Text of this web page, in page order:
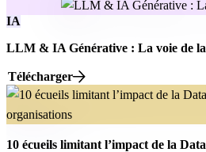
IA
LLM & IA Générative : La voie de
Télécharger
10 écueils limitant l’impact de la